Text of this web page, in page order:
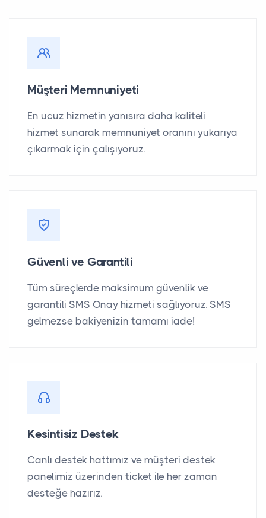
Müşteri Memnuniyeti
En ucuz hizmetin yanısıra daha kaliteli
hizmet sunarak memnuniyet oranını yukarıya
çıkarmak için çalışıyoruz.
Güvenli ve Garantili
Tüm süreçlerde maksimum güvenlik ve
garantili SMS Onay hizmeti sağlıyoruz. SMS
gelmezse bakiyenizin tamamı iade!
Kesintisiz Destek
Canlı destek hattımız ve müşteri destek
panelimiz üzerinden ticket ile her zaman
desteğe hazırız.